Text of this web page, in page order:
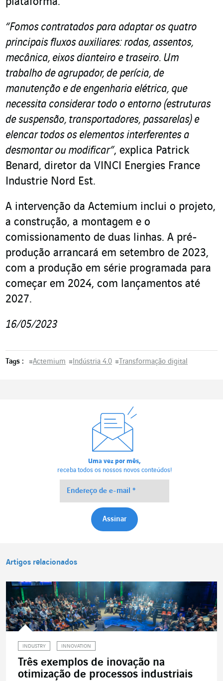
“Fomos contratados para adaptar os quatro
principais fluxos auxiliares: rodas, assentos,
mecânica, eixos dianteiro e traseiro. Um
trabalho de agrupador, de perícia, de
manutenção e de engenharia elétrica, que
necessita considerar todo o entorno (estruturas
de suspensão, transportadores, passarelas) e
elencar todos os elementos interferentes a
desmontar ou modificar”, explica Patrick
Benard, diretor da VINCI Energies France
Industrie Nord Est.
A intervenção da Actemium inclui o projeto,
a construção, a montagem e o
comissionamento de duas linhas. A pré-
produção arrancará em setembro de 2023,
com a produção em série programada para
começar em 2024, com lançamentos até
2027.
16/05/2023
Tags : #Actemium # Indústria 4.0 # Transformação digital
Uma vez por mês,
receba todos os nossos novos conteúdos!
Artigos relacionados
INDUSTRY INNOVATION
Três exemplos de inovação na
otimização de processos industriais